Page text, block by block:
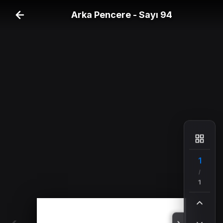
Arka Pencere - Sayı 94
1
/
1